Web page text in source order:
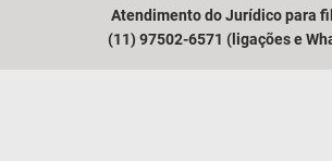
Atendimento do Jurídico para
(11) 97502-6571 (ligações e